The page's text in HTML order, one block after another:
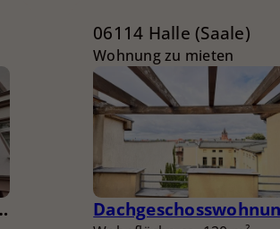
großer Küche
06114 Halle (Saale)
Wohnung zu mieten